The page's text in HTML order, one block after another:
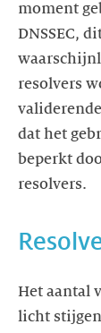
moment
DNSSEC,
resolvers
dat het
beperkt
resolvers.
Het aantal
licht